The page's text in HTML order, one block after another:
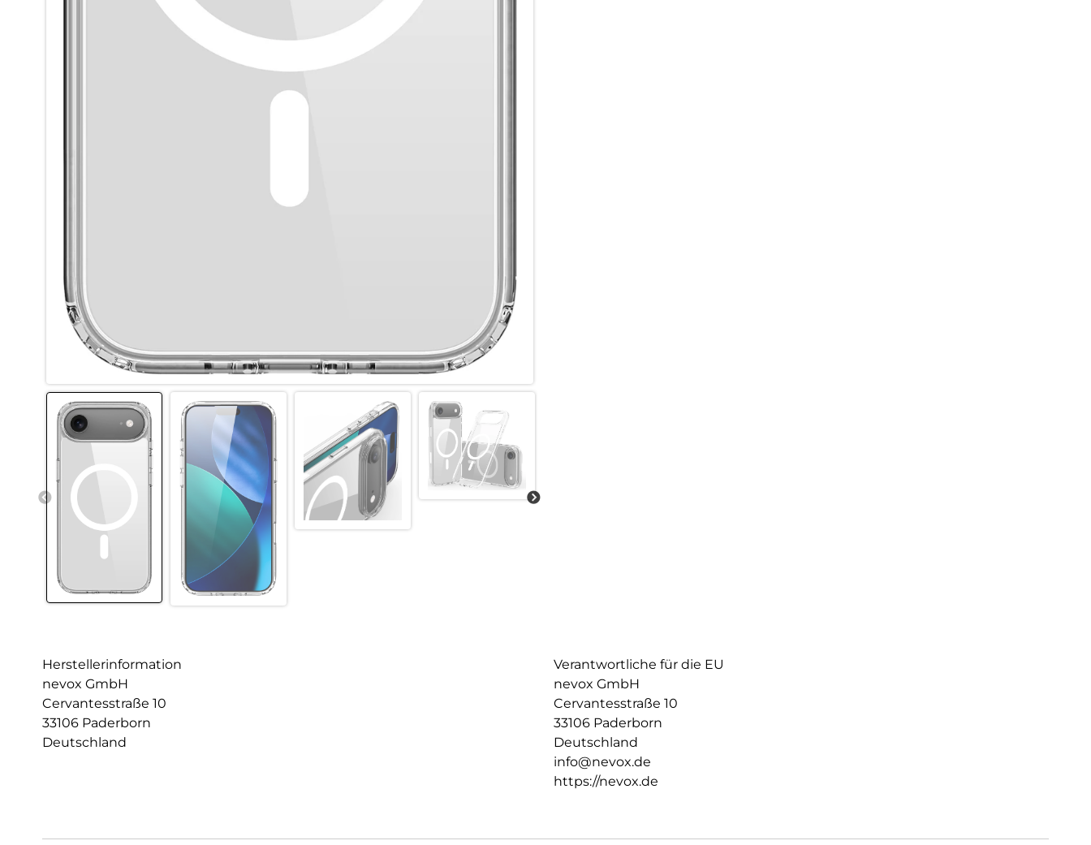
Herstellerinformation
nevox GmbH
Cervantesstraße 10
33106 Paderborn
Deutschland
Verantwortliche für die EU
nevox GmbH
Cervantesstraße 10
33106 Paderborn
Deutschland
info@nevox.de
https://nevox.de